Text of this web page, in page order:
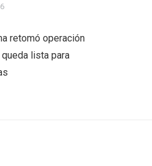
retomó operación
lista para